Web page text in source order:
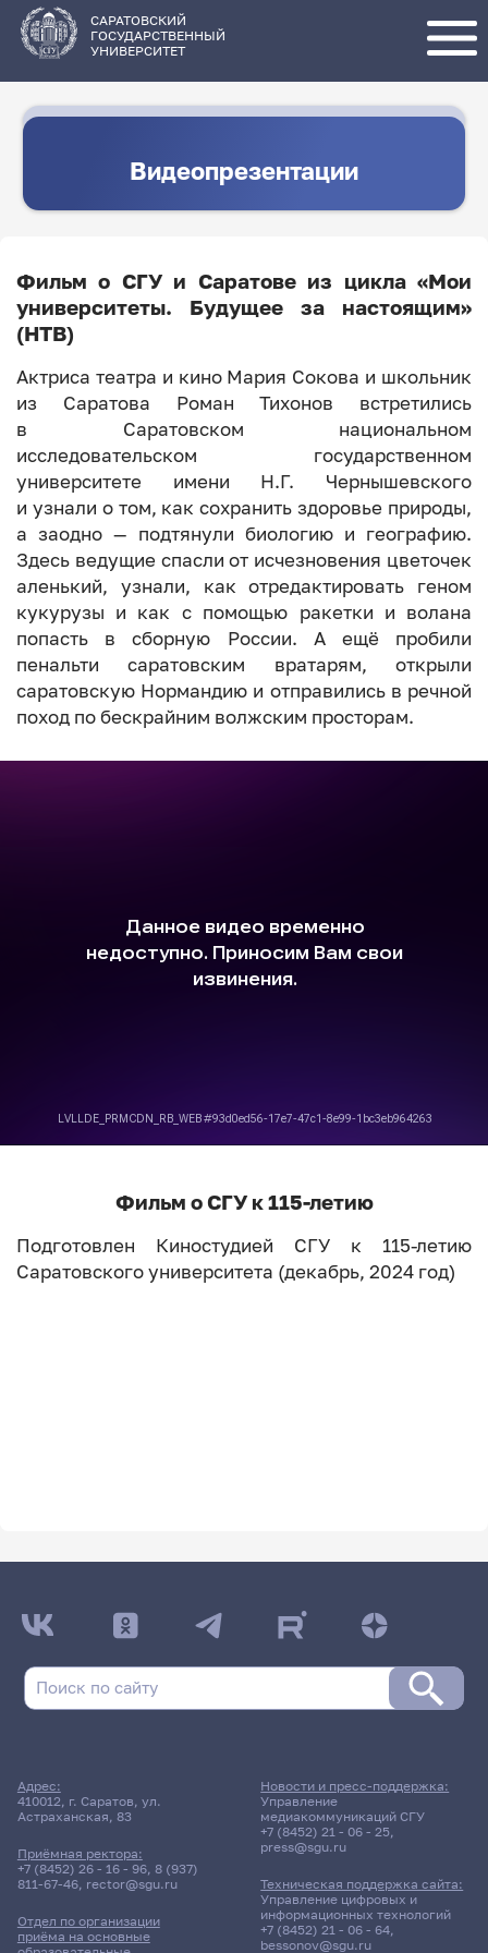
основному
содержанию
САРАТОВСКИЙ
ГОСУДАРСТВЕННЫЙ
УНИВЕРСИТЕТ
Видеопрезентации
Фильм о СГУ и Саратове из цикла «Мои
университеты. Будущее за настоящим»
(НТВ)
Актриса театра и кино Мария Сокова и школьник
из Саратова Роман Тихонов встретились
в Саратовском национальном
исследовательском государственном
университете имени Н.Г. Чернышевского
и узнали о том, как сохранить здоровье природы,
а заодно — подтянули биологию и географию.
Здесь ведущие спасли от исчезновения цветочек
аленький, узнали, как отредактировать геном
кукурузы и как с помощью ракетки и волана
попасть в сборную России. А ещё пробили
пенальти саратовским вратарям, открыли
саратовскую Нормандию и отправились в речной
поход по бескрайним волжским просторам.
Фильм о СГУ к 115-летию
Подготовлен Киностудией СГУ к 115-летию
Саратовского университета (декабрь, 2024 год)
Адрес:
410012, г. Саратов, ул.
Астраханская, 83
Приёмная ректора:
+7 (8452) 26 - 16 - 96, 8 (937)
811-67-46, rector@sgu.ru
Отдел по организации
приёма на основные
Новости и пресс-поддержка:
Управление
медиакоммуникаций СГУ
+7 (8452) 21 - 06 - 25,
press@sgu.ru
Техническая поддержка сайта:
Управление цифровых и
информационных технологий
+7 (8452) 21 - 06 - 64,
bessonov@sgu.ru